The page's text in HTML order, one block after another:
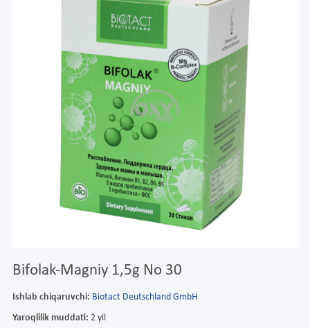
Bifolak-Magniy 1,5g No 30
Ishlab chiqaruvchi: Biotact Deutschland GmbH
Yaroqlilik muddati: 2 yil